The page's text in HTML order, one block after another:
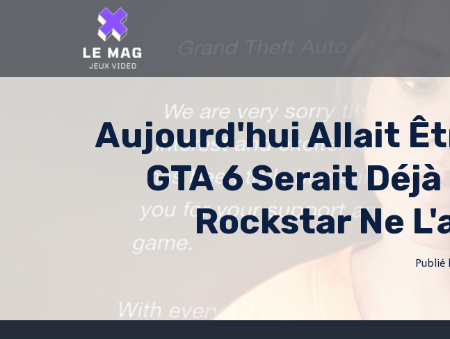
Aujourd'hui Allait
GTA 6 Serait
Rockstar Ne
Publié